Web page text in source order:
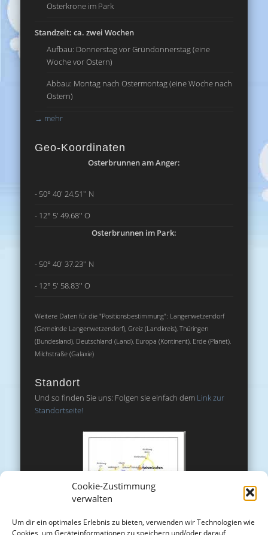
Cookie-Zustimmung
verwalten
Um dir ein optimales Erlebnis zu bieten, verwenden wir Technologien wie
Cookies, um Geräteinformationen zu speichern und/oder darauf
Osterkrone im Park
Standzeit: ca. zwei Wochen
Aufbau: Donnerstag vor Gründonnerstag (eine
Woche vor Ostern)
Abbau: Montag nach Ostermontag (eine Woche nach
Ostern)
→ mehr
Geo-Koordinaten
Osterbrunnen am Anger:
- 50° 40' 24.51'' N
- 12° 5' 49.68'' O
Osterbrunnen im Park:
- 50° 40' 37.23'' N
- 12° 5' 58.83'' O
Weitere Daten für die "Positionsbestimmung": Langenwetzendorf
(Gemeinde Langenwetzendorf), Greiz (Landkreis), Thüringen
(Bundesland), Deutschland (Land), Europa (Kontinent), Erde (Planet),
Milchstraße (Galaxie)
Standort
Und so finden Sie uns: Folgen sie einfach dem Link zur
Standortseite!